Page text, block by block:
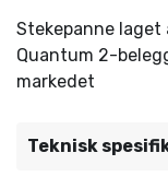
Stekepanne laget
Quantum 2-
markedet
Teknisk